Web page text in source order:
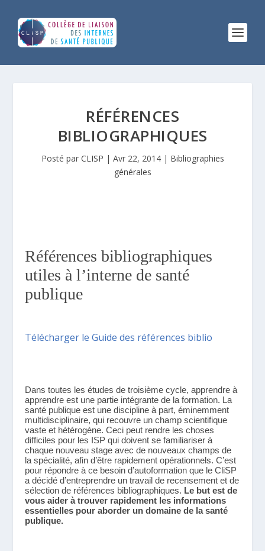
RÉFÉRENCES
BIBLIOGRAPHIQUES
Posté par CLISP | Avr 22, 2014| Bibliographies
générales
Références bibliographiques
utiles à l’interne de santé
publique
Télécharger le Guide des références biblio
Dans toutes les études de troisième cycle, apprendre à
apprendre est une partie intégrante de la formation. La
santé publique est une discipline à part, éminemment
multidisciplinaire, qui recouvre un champ scientifique
vaste et hétérogène. Ceci peut rendre les choses
difficiles pour les ISP qui doivent se familiariser à
chaque nouveau stage avec de nouveaux champs de
la spécialité, afin d’être rapidement opérationnels. C’est
pour répondre à ce besoin d’autoformation que le CliSP
a décidé d’entreprendre un travail de recensement et de
sélection de références bibliographiques. Le but est de
vous aider à trouver rapidement les informations
essentielles pour aborder un domaine de la santé
publique.